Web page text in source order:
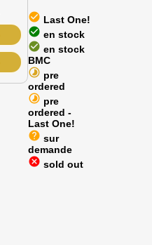
check_circle Last One!
check_circle en stock
check_circle en stock
BMC
timelapse pre
ordered
timelapse pre
ordered -
Last One!
help sur
demande
cancel sold out